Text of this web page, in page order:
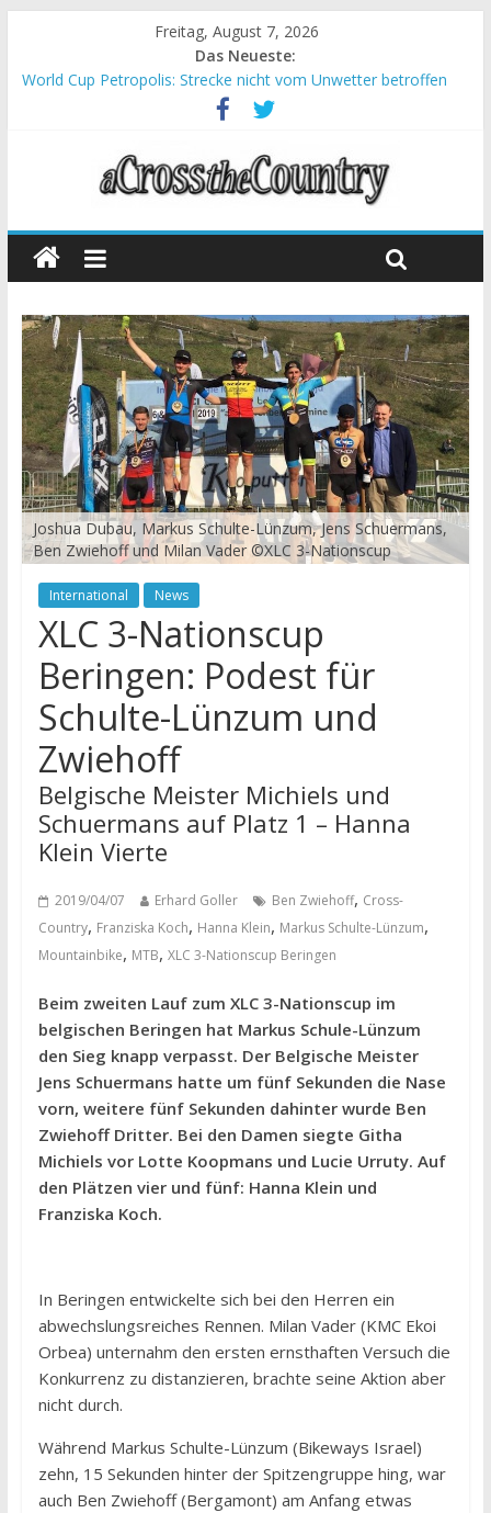
Freitag, August 7, 2026
Das Neueste:
World Cup Petropolis: Strecke nicht vom Unwetter betroffen
Krumbach und Obergessertshausen: Mountainbike-Bundesliga
Supercup Massi Banyoles: Siege für Carod und Richards
Halbzeit beim Andalucia Bike Race: Weltmeister Seewald führt
Chelva: Schweizer Doppelsieg beim ersten XCO-Rennen der
Joshua Dubau, Markus Schulte-Lünzum, Jens Schuermans,
Ben Zwiehoff und Milan Vader ©XLC 3-Nationscup
International News
XLC 3-Nationscup
Beringen: Podest für
Schulte-Lünzum und
Zwiehoff
Belgische Meister Michiels und
Schuermans auf Platz 1 – Hanna
Klein Vierte
2019/04/07 Erhard Goller Ben Zwiehoff, Cross-
Country, Franziska Koch, Hanna Klein, Markus Schulte-Lünzum,
Mountainbike, MTB, XLC 3-Nationscup Beringen
Beim zweiten Lauf zum XLC 3-Nationscup im
belgischen Beringen hat Markus Schule-Lünzum
den Sieg knapp verpasst. Der Belgische Meister
Jens Schuermans hatte um fünf Sekunden die Nase
vorn, weitere fünf Sekunden dahinter wurde Ben
Zwiehoff Dritter. Bei den Damen siegte Githa
Michiels vor Lotte Koopmans und Lucie Urruty. Auf
den Plätzen vier und fünf: Hanna Klein und
Franziska Koch.
In Beringen entwickelte sich bei den Herren ein
abwechslungsreiches Rennen. Milan Vader (KMC Ekoi
Orbea) unternahm den ersten ernsthaften Versuch die
Konkurrenz zu distanzieren, brachte seine Aktion aber
nicht durch.
Während Markus Schulte-Lünzum (Bikeways Israel)
zehn, 15 Sekunden hinter der Spitzengruppe hing, war
auch Ben Zwiehoff (Bergamont) am Anfang etwas